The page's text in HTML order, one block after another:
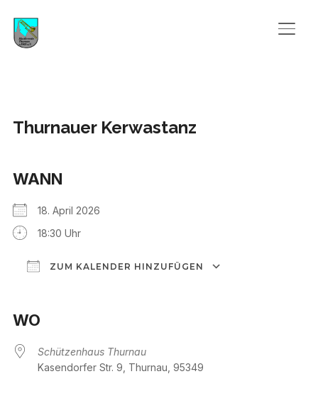
Thurnauer Kerwastanz
WANN
18. April 2026
18:30 Uhr
ZUM KALENDER HINZUFÜGEN
WO
Schützenhaus Thurnau
Kasendorfer Str. 9, Thurnau, 95349